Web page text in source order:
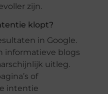
zijn.
klopt?
in Google.
informatieve blogs
uitleg.
of
intentie